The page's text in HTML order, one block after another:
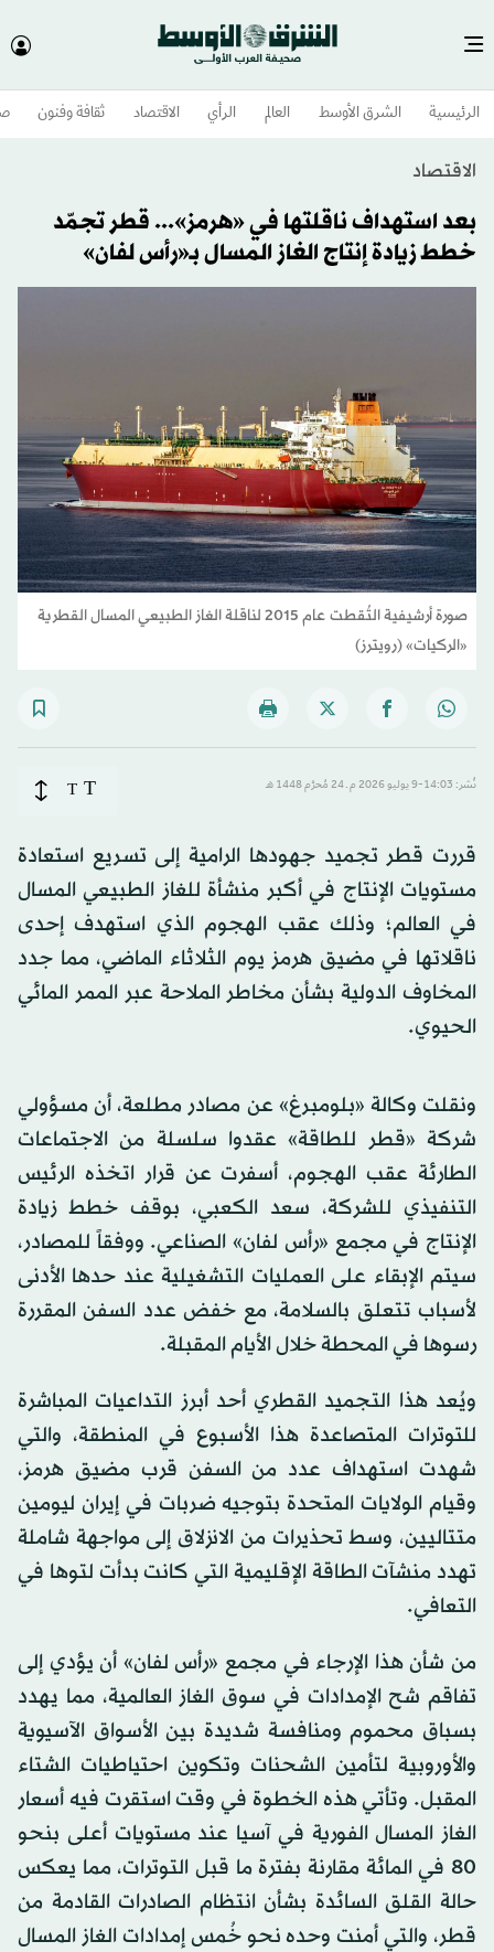
الرئيسية الشرق الأوسط​ العالم الرأي الاقتصاد ثقافة وفنون
الاقتصاد
بعد استهداف ناقلتها في «هرمز»... قطر تجمّد
خطط زيادة إنتاج الغاز المسال بـ«رأس لفان»
صورة أرشيفية التُقطت عام 2015 لناقلة الغاز الطبيعي المسال القطرية
«الركيات» (رويترز)
نُشر: 14:03-9 يوليو 2026 م ـ 24 مُحرَّم 1448 هـ T
T
قررت قطر تجميد جهودها الرامية إلى تسريع استعادة
مستويات الإنتاج في أكبر منشأة للغاز الطبيعي المسال
في العالم؛ وذلك عقب الهجوم الذي استهدف إحدى
ناقلاتها في مضيق هرمز يوم الثلاثاء الماضي، مما جدد
المخاوف الدولية بشأن مخاطر الملاحة عبر الممر المائي
الحيوي.
ونقلت وكالة «بلومبرغ» عن مصادر مطلعة، أن مسؤولي
شركة «قطر للطاقة» عقدوا سلسلة من الاجتماعات
الطارئة عقب الهجوم، أسفرت عن قرار اتخذه الرئيس
التنفيذي للشركة، سعد الكعبي، بوقف خطط زيادة
الإنتاج في مجمع «رأس لفان» الصناعي. ووفقاً للمصادر،
سيتم الإبقاء على العمليات التشغيلية عند حدها الأدنى
لأسباب تتعلق بالسلامة، مع خفض عدد السفن المقررة
رسوها في المحطة خلال الأيام المقبلة.
ويُعد هذا التجميد القطري أحد أبرز التداعيات المباشرة
للتوترات المتصاعدة هذا الأسبوع في المنطقة، والتي
شهدت استهداف عدد من السفن قرب مضيق هرمز،
وقيام الولايات المتحدة بتوجيه ضربات في إيران ليومين
متتاليين، وسط تحذيرات من الانزلاق إلى مواجهة شاملة
تهدد منشآت الطاقة الإقليمية التي كانت بدأت لتوها في
التعافي.
من شأن هذا الإرجاء في مجمع «رأس لفان» أن يؤدي إلى
تفاقم شح الإمدادات في سوق الغاز العالمية، مما يهدد
بسباق محموم ومنافسة شديدة بين الأسواق الآسيوية
والأوروبية لتأمين الشحنات وتكوين احتياطيات الشتاء
المقبل. وتأتي هذه الخطوة في وقت استقرت فيه أسعار
الغاز المسال الفورية في آسيا عند مستويات أعلى بنحو
80 في المائة مقارنة بفترة ما قبل التوترات، مما يعكس
حالة القلق السائدة بشأن انتظام الصادرات القادمة من
قطر، والتي أمنت وحده نحو خُمس إمدادات الغاز المسال